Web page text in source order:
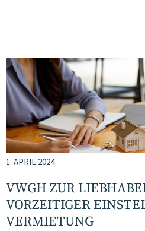
1. APRIL 2024
VWGH ZUR
VORZEITIGER
VERMIETUNG